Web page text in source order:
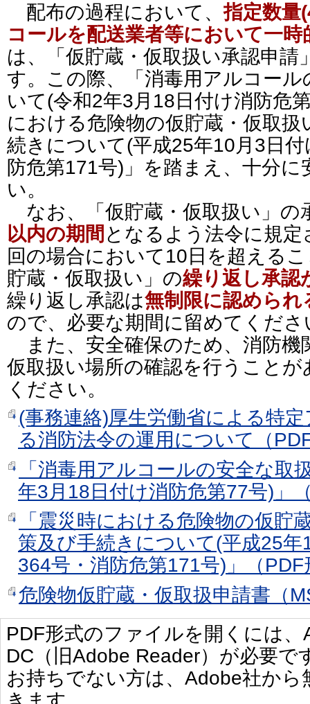
配布の過程において、指定数量
コールを配送業者等において一
は、「仮貯蔵・仮取扱い承認申請
す。この際、「消毒用アルコー
いて(令和2年3月18日付け消防危
における危険物の仮貯蔵・仮取扱
続きについて(平成25年10月3日
防危第171号)」を踏まえ、十分
い。
なお、「仮貯蔵・仮取扱い」の
以内の期間 となるよう法令に規
回の場合において10日を超える
貯蔵・仮取扱い」の繰り返し承認
繰り返し承認は無制限に認めら
ので、必要な期間に留めてくださ
また、安全確保のため、消防機
仮取扱い場所の確認を行うこと
ください。
(事務連絡)厚生労働省による特
る消防法令の運用について（
「消毒用アルコールの安全な取
年3月18日付け消防危第77号)」
「震災時における危険物の仮貯
策及び手続きについて(平成25
364号・消防危第171号)」（
危険物仮貯蔵・仮取扱申請書（
PDF形式のファイルを開くには
DC（旧Adobe Reader）が必要で
お持ちでない方は、Adobe社か